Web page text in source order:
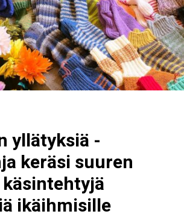
yllätyksiä -
keräsi suuren
ikäihmisille